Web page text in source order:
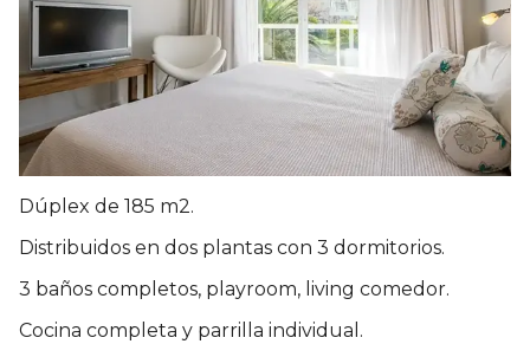
Dúplex de 185 m2.
Distribuidos en dos plantas con 3 dormitorios.
3 baños completos, playroom, living comedor.
Cocina completa y parrilla individual.